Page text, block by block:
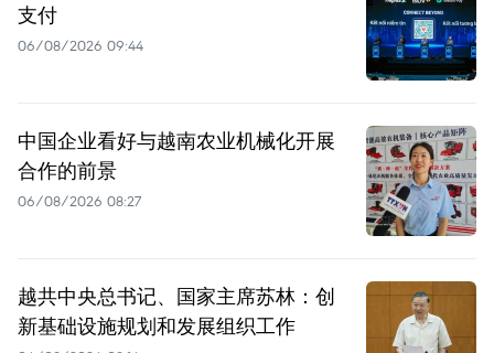
支付
06/08/2026 09:44
中国企业看好与越南农业机械化开展
合作的前景
06/08/2026 08:27
越共中央总书记、国家主席苏林：创
新基础设施规划和发展组织工作